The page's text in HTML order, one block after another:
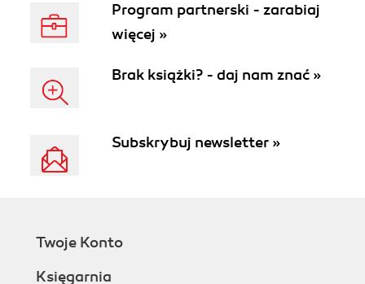
Program partnerski - zarabiaj
więcej »
Brak książki? - daj nam znać »
Subskrybuj newsletter »
Twoje Konto
Księgarnia